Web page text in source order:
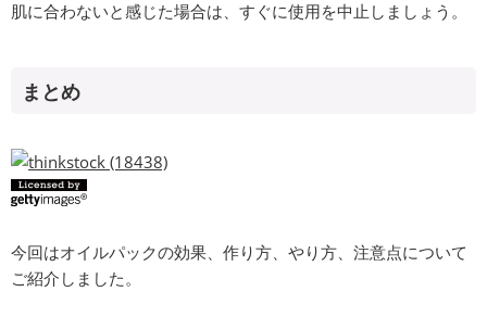
肌に合わないと感じた場合は、すぐに使用を中止しましょう。
まとめ
今回はオイルパックの効果、作り方、やり方、注意点について
ご紹介しました。